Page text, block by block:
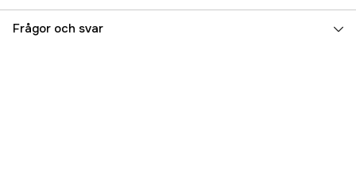
Färgton Vit, Svart
Frågor och svar